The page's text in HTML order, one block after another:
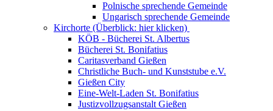
Polnische sprechende Gemeinde
Ungarisch sprechende Gemeinde
Kirchorte (Überblick: hier klicken)
KÖB - Bücherei St. Albertus
Bücherei St. Bonifatius
Caritasverband Gießen
Christliche Buch- und Kunststube e.V.
Gießen City
Eine-Welt-Laden St. Bonifatius
Justizvollzugsanstalt Gießen